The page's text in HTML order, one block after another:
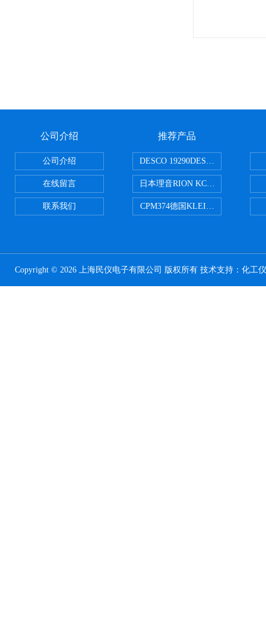
公司介绍
公司介绍
在线留言
联系我们
推荐产品
DESCO 19290DESCO 19290重锤
日本理音RION KC-51/KC-52便携
CPM374德国KLEINWAECHTER
Copyright © 2026 上海民仪电子有限公司 版权所有 技术支持： 化工